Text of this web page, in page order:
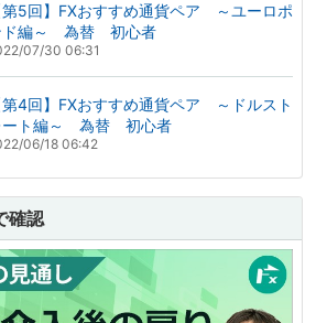
第5回】FXおすすめ通貨ペア ～ユーロポ
ド編～ 為替 初心者
07/30 06:31
第4回】FXおすすめ通貨ペア ～ドルスト
ート編～ 為替 初心者
06/18 06:42
確認